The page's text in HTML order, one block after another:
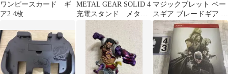
ワンピースカード ギ
ア2 4枚
METAL GEAR SOLID 4
充電スタンド メタギ
マジックブレット ベー
スギア ブレードギア 交
換 互換品 4個